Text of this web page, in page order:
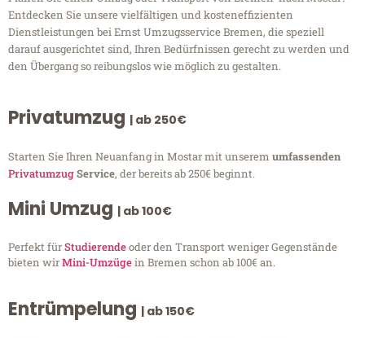
Entdecken Sie unsere vielfältigen und kosteneffizienten
Dienstleistungen bei Ernst Umzugsservice Bremen, die speziell
darauf ausgerichtet sind, Ihren Bedürfnissen gerecht zu werden und
den Übergang so reibungslos wie möglich zu gestalten.
Privatumzug | ab 250€
Starten Sie Ihren Neuanfang in Mostar mit unserem umfassenden
PrivatumzugService, der bereits ab 250€ beginnt.
Mini Umzug | ab 100€
Perfekt fürStudierendeoder den Transport weniger Gegenstände
bieten wirMini-Umzügein Bremen schon ab 100€ an.
Entrümpelung | ab 150€